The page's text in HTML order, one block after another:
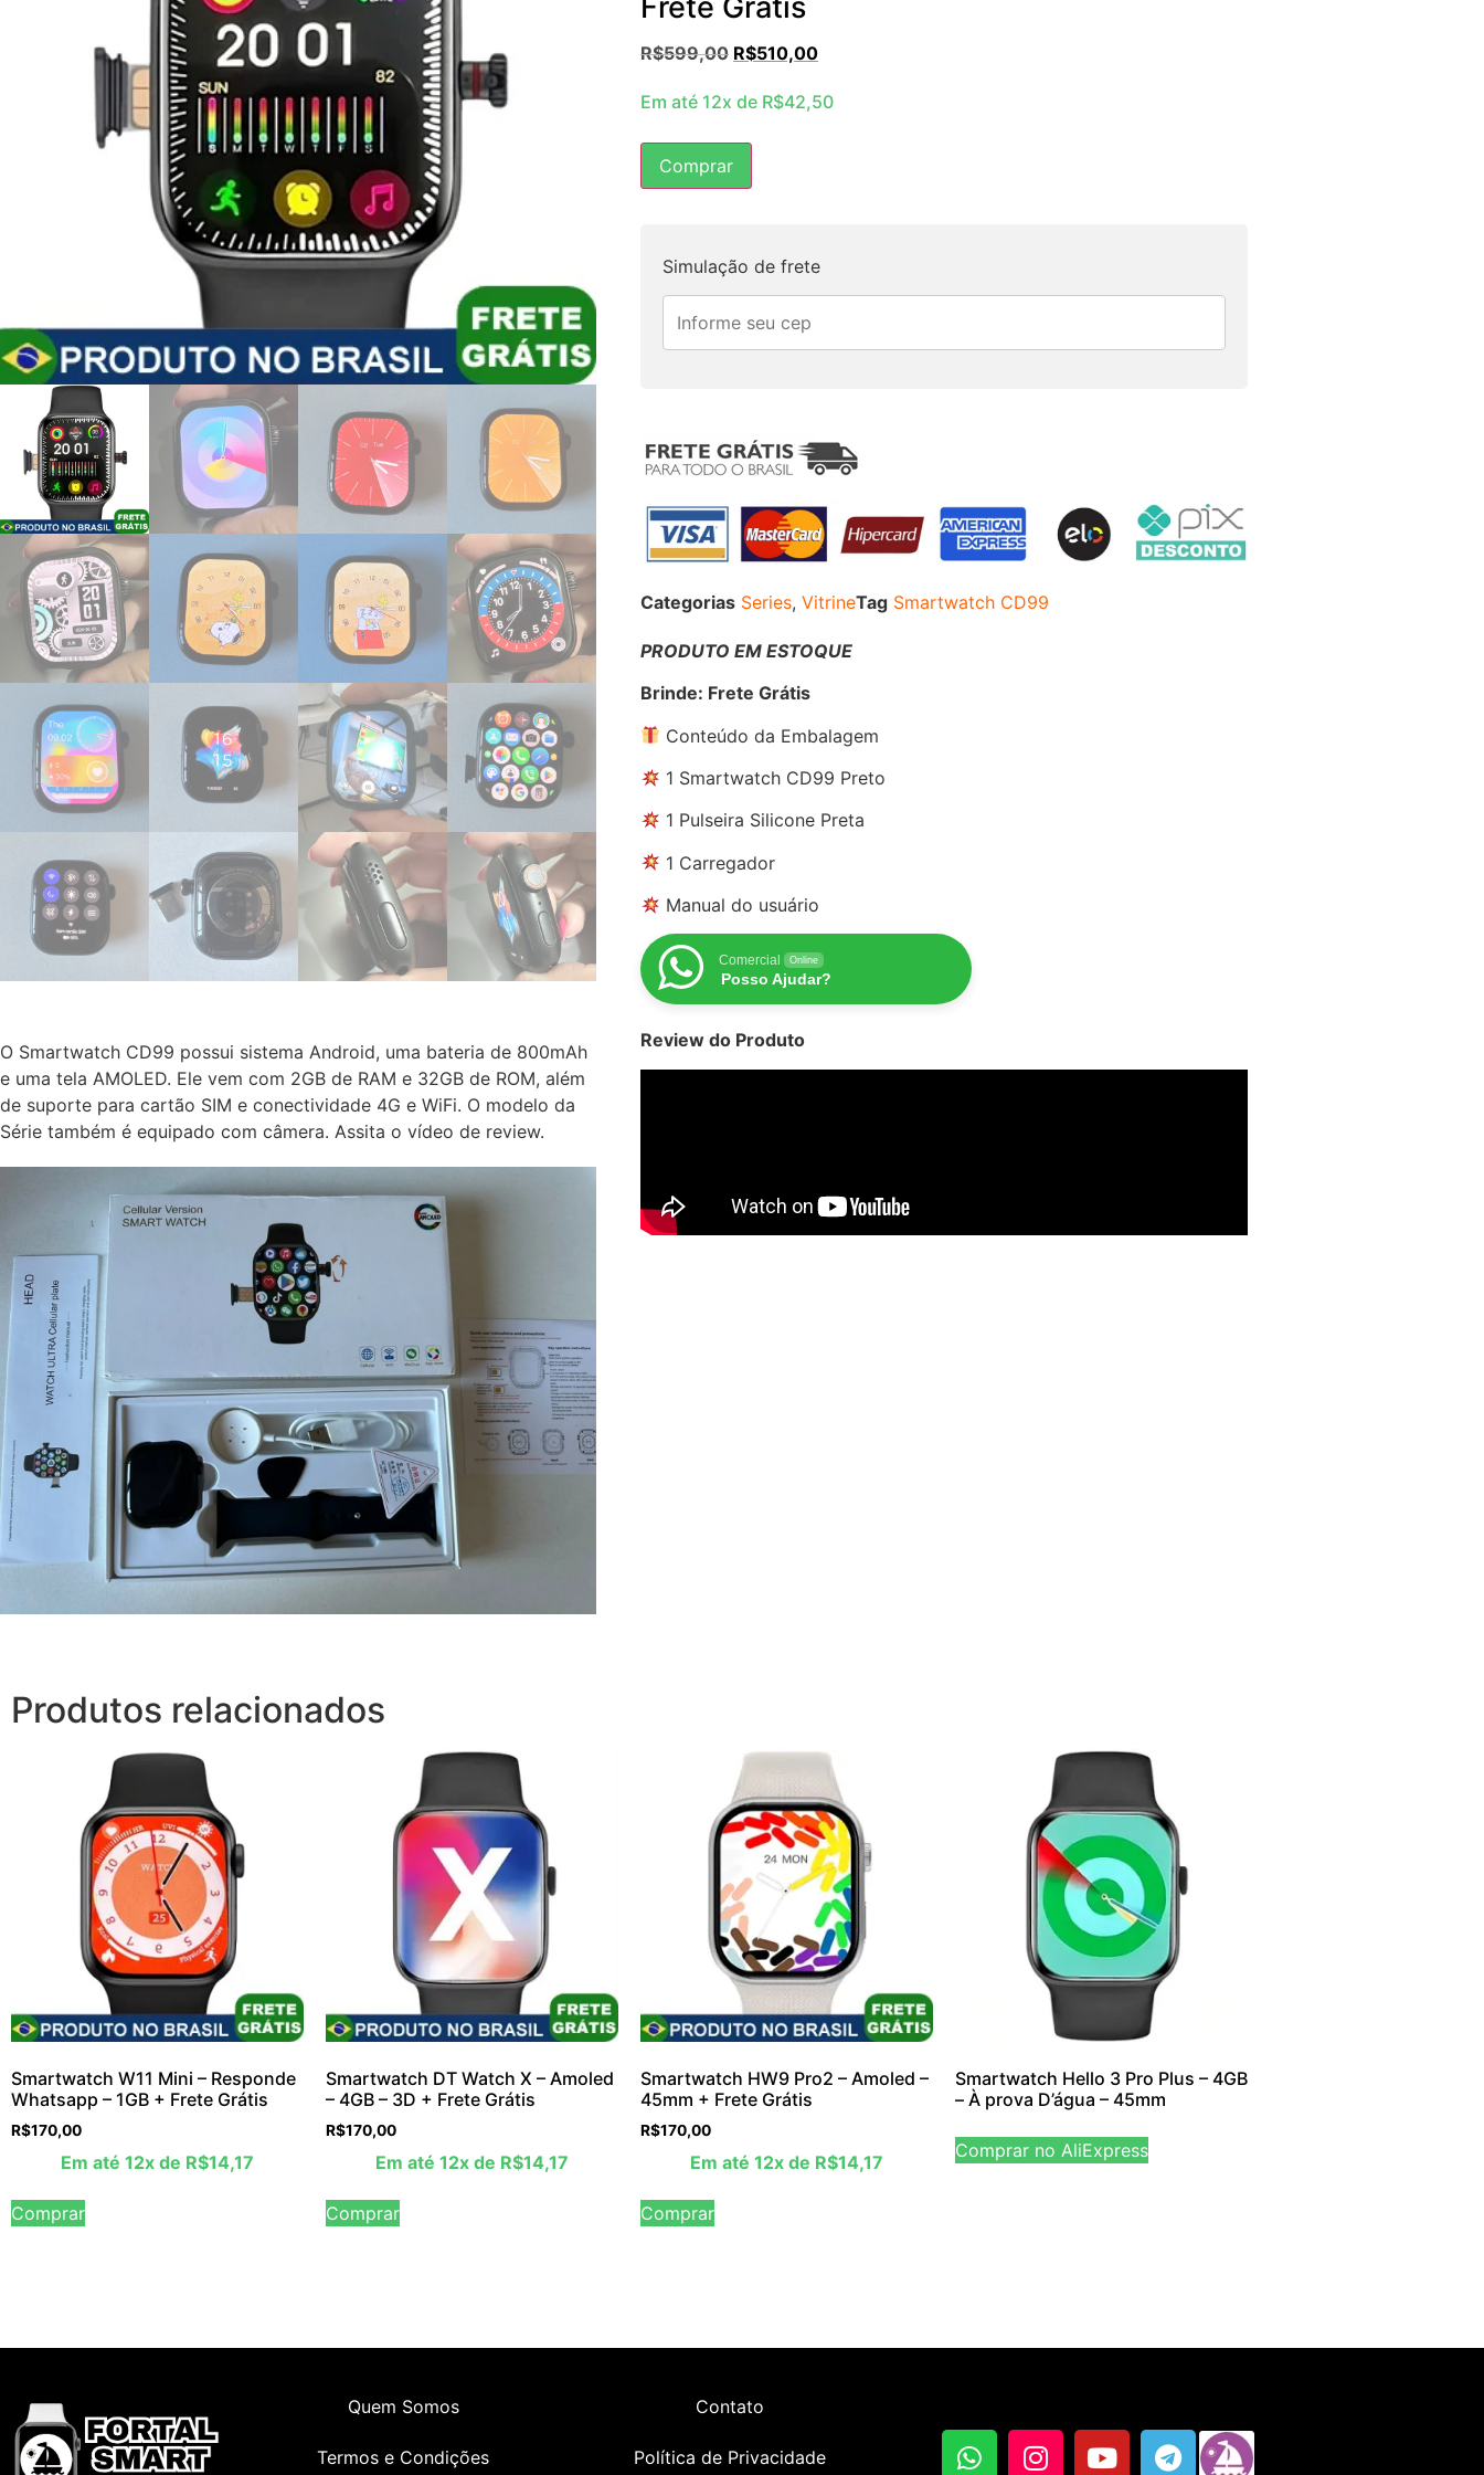
O Smartwatch CD99 possui sistema Android, uma bateria de 800mAh
e uma tela AMOLED. Ele vem com 2GB de RAM e 32GB de ROM, além
de suporte para cartão SIM e conectividade 4G e WiFi. O modelo da
Série também é equipado com câmera. Assita o vídeo de review.
R$599,00 R$510,00
Em até 12x de R$42,50
Comprar
Simulação de frete
Categorias Series, VitrineTag Smartwatch CD99
PRODUTO EM ESTOQUE
Brinde: Frete Grátis
Conteúdo da Embalagem
1 Smartwatch CD99 Preto
1 Pulseira Silicone Preta
1 Carregador
Manual do usuário
Comercial Online
Posso Ajudar?
Review do Produto
Produtos relacionados
Smartwatch W11 Mini – Responde
Whatsapp – 1GB + Frete Grátis
R$170,00
Em até 12x de R$14,17
Comprar
Smartwatch DT Watch X – Amoled
– 4GB – 3D + Frete Grátis
R$170,00
Em até 12x de R$14,17
Comprar
Smartwatch HW9 Pro2 – Amoled –
45mm + Frete Grátis
R$170,00
Em até 12x de R$14,17
Comprar
Smartwatch Hello 3 Pro Plus – 4GB
– À prova D’água – 45mm
Comprar no AliExpress
Quem Somos
Termos e Condições
Contato
Política de Privacidade